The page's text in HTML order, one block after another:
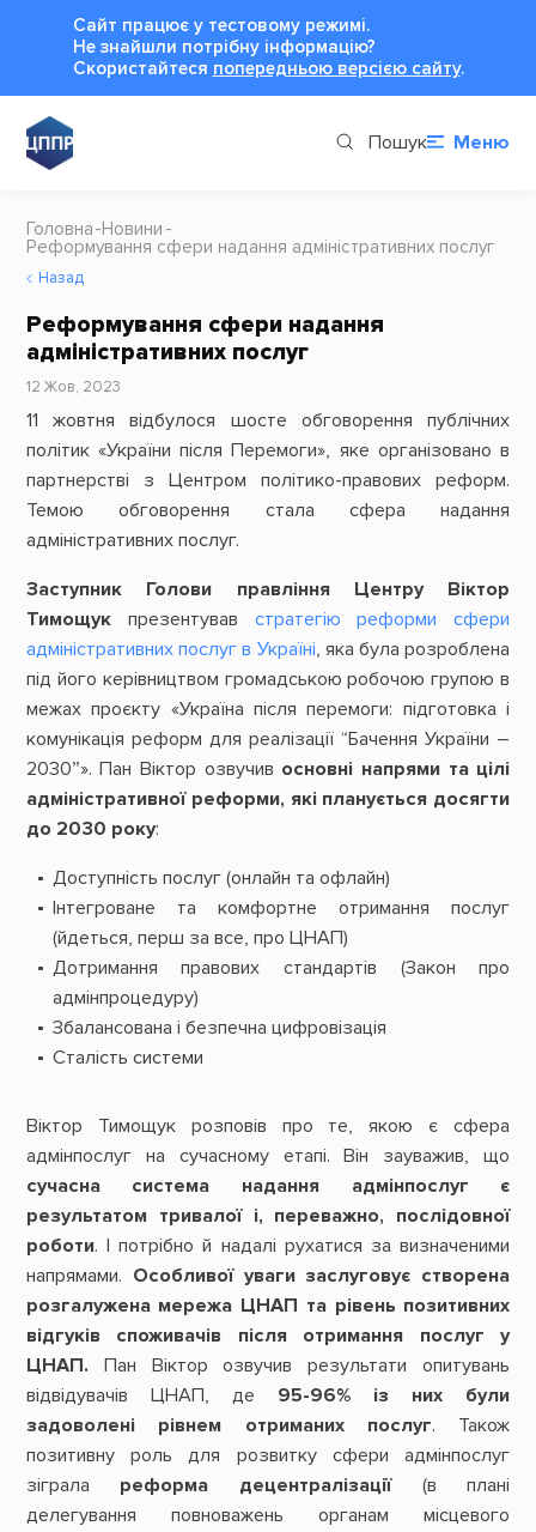
Сайт працює у тестовому режимі.
Не знайшли потрібну інформацію?
Cкористайтеся попередньою версією сайту.
Пошук Меню
Головна Новини
Реформування сфери надання адміністративних послуг
Назад
Реформування сфери надання
адміністративних послуг
12 Жов, 2023
11 жовтня відбулося шосте обговорення публічних
політик «України після Перемоги», яке організовано в
партнерстві з Центром політико-правових реформ.
Темою обговорення стала сфера надання
адміністративних послуг.
Заступник Голови правління Центру Віктор
Тимощукпрезентував стратегію реформи сфери
адміністративних послуг в Україні, яка була розроблена
під його керівництвом громадською робочою групою в
межах проєкту «Україна після перемоги: підготовка і
комунікація реформ для реалізації “Бачення України –
2030”». Пан Віктор озвучив основні напрями та цілі
адміністративної реформи, які планується досягти
до 2030 року:
Доступність послуг (онлайн та офлайн)
Інтегроване та комфортне отримання послуг
(йдеться, перш за все, про ЦНАП)
Дотримання правових стандартів (Закон про
адмінпроцедуру)
Збалансована і безпечна цифровізація
Сталість системи
Віктор Тимощук розповів про те, якою є сфера
адмінпослуг на сучасному етапі. Він зауважив, що
сучасна система надання адмінпослуг є
результатом тривалої і, переважно, послідовної
роботи. І потрібно й надалі рухатися за визначеними
напрямами. Особливої уваги заслуговує створена
розгалужена мережа ЦНАП та рівень позитивних
відгуків споживачів після отримання послуг у
ЦНАП. Пан Віктор озвучив результати опитувань
відвідувачів ЦНАП, де 95-96% із них були
задоволені рівнем отриманих послуг. Також
позитивну роль для розвитку сфери адмінпослуг
зіграла реформа децентралізації(в плані
делегування повноважень органам місцевого